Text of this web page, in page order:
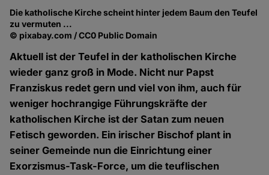
Die katholische Kirche scheint hinter jedem Baum den Teufel
zu vermuten ...
© pixabay.com / CC0 Public Domain
Aktuell ist der Teufel in der katholischen Kirche
wieder ganz groß in Mode. Nicht nur Papst
Franziskus redet gern und viel von ihm, auch für
weniger hochrangige Führungskräfte der
katholischen Kirche ist der Satan zum neuen
Fetisch geworden. Ein irischer Bischof plant in
seiner Gemeinde nun die Einrichtung einer
Exorzismus-Task-Force, um die teuflischen